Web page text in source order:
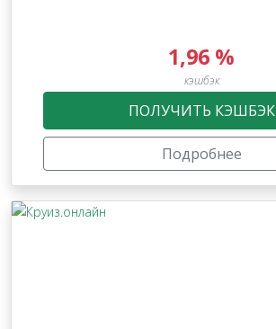
1,96 %
кэшбэк
ПОЛУЧИТЬ КЭШБЭК
Подробнее